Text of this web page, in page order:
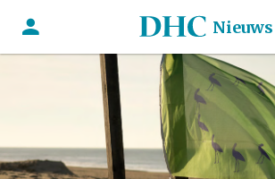
Nieuws